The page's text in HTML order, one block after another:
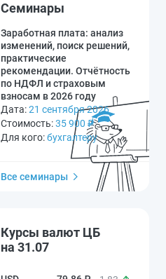
Семинары
Заработная плата: анализ
изменений, поиск решений,
практические
рекомендации. Отчётность
по НДФЛ и страховым
взносам в 2026 году
Дата:21 сентября 2026
Стоимость:35 900 ₽
Для кого:бухгалтеру
Все семинары
Курсы валют ЦБ
на 31.07